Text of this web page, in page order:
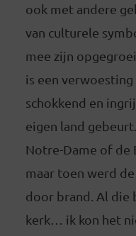
ook met andere
van culturele
mee zijn
is een
schokkend en
eigen land
Notre-Dame of de
maar toen werd
door brand. Al die
kerk… ik kon het